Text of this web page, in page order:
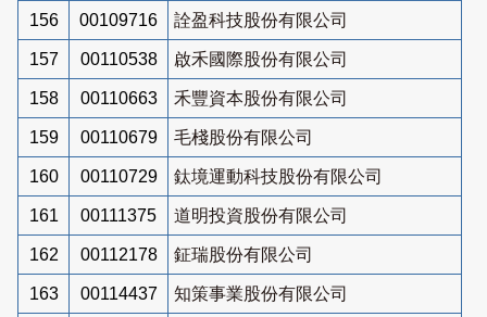
156 00109716 詮盈科技股份有限公司
157 00110538 啟禾國際股份有限公司
158 00110663 禾豐資本股份有限公司
159 00110679 毛棧股份有限公司
160 00110729 鈦境運動科技股份有限公司
161 00111375 道明投資股份有限公司
162 00112178 鉦瑞股份有限公司
163 00114437 知策事業股份有限公司